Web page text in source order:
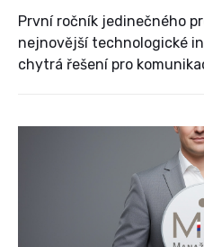
První ročník jedinečného
nejnovější technologické
chytrá řešení pro
vědeckých organizací,
společně objevili trendy,